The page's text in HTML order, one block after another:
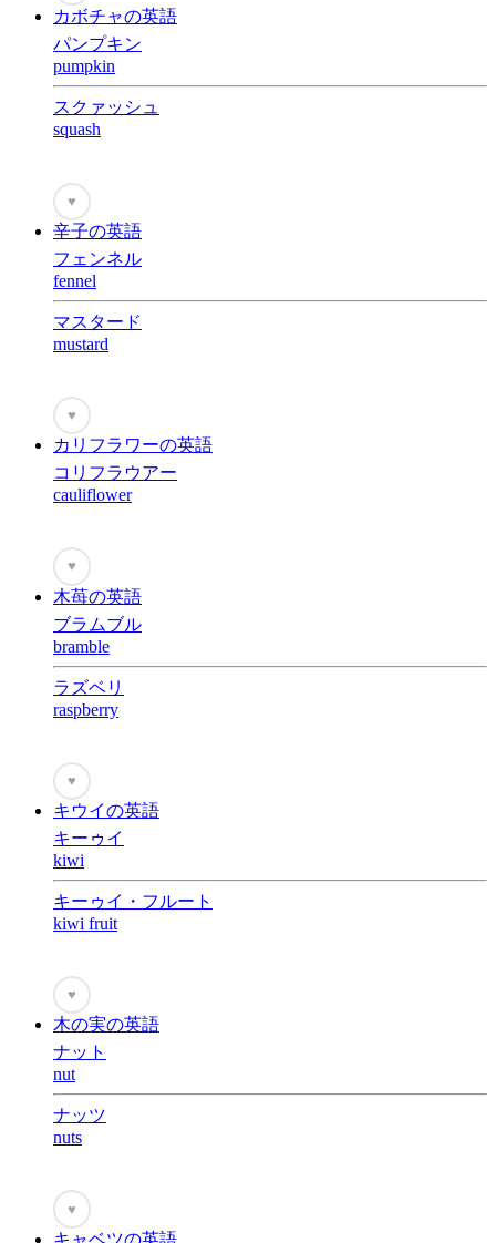
カボチャの英語
パンプキン
pumpkin
スクァッシュ
squash
♥
辛子の英語
フェンネル
fennel
マスタード
mustard
♥
カリフラワーの英語
コリフラウアー
cauliflower
♥
木苺の英語
ブラムブル
bramble
ラズベリ
raspberry
♥
キウイの英語
キーゥイ
kiwi
キーゥイ・フルート
kiwi fruit
♥
木の実の英語
ナット
nut
ナッツ
nuts
♥
キャベツの英語